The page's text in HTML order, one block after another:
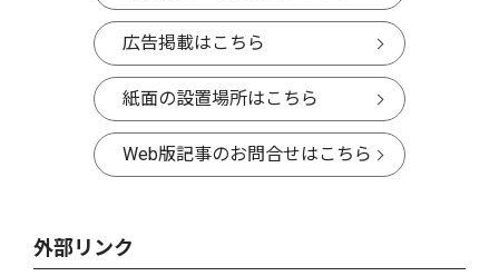
広告掲載はこちら
紙面の設置場所はこちら
Web版記事のお問合せはこちら
外部リンク